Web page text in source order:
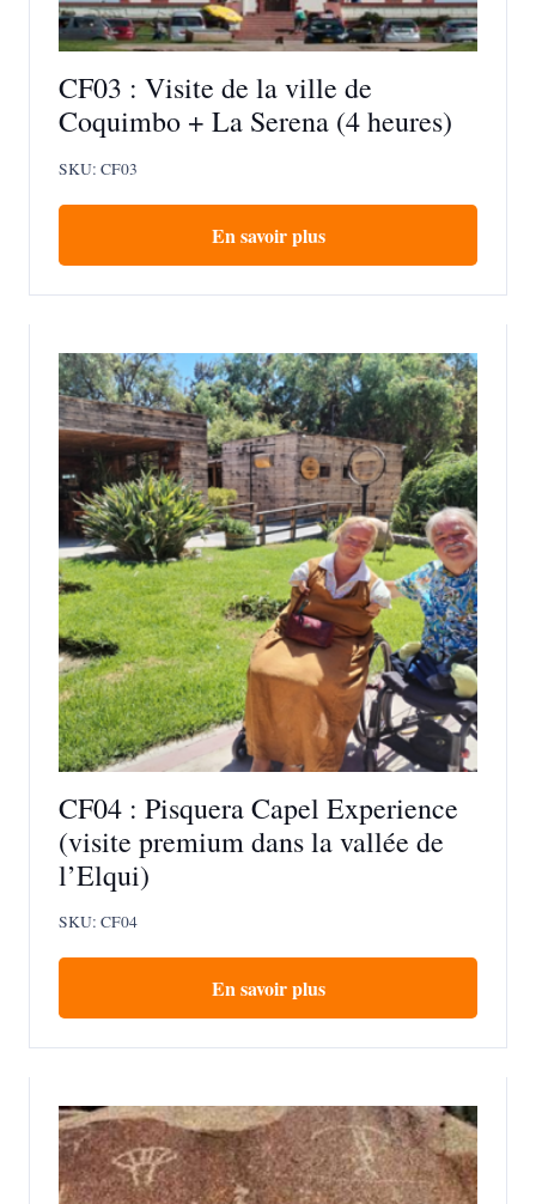
CF03 : Visite de la ville de
Coquimbo + La Serena (4 heures)
SKU: CF03
En savoir plus
CF04 : Pisquera Capel Experience
(visite premium dans la vallée de
l’Elqui)
SKU: CF04
En savoir plus